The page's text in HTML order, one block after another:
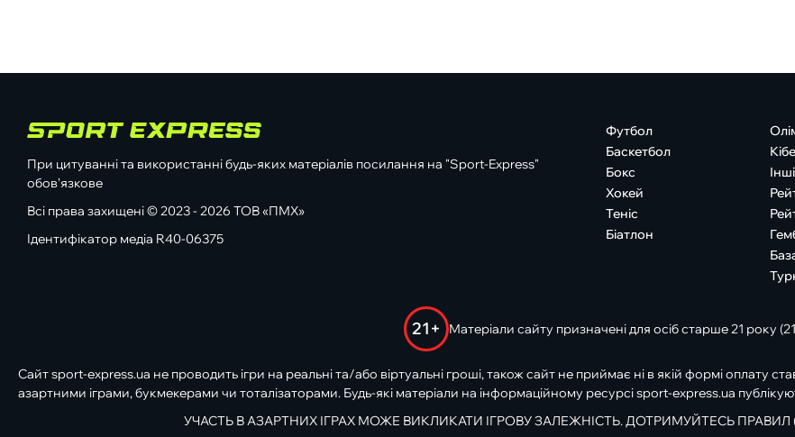
При цитуванні та використанні будь-яких матеріалів посилання на "Sport-Express"
обов'язкове
Всі права захищені © 2023 - 2026 ТОВ «ПМХ»
Ідентифікатор медіа R40-06375
Футбол
Баскетбол
Бокс
Хокей
Теніс
Біатлон
Інші
21+ Матеріали сайту призначені для осіб старше 21 року
Сайт sport-express.ua не проводить ігри на реальні та/або віртуальні гроші, також сайт не приймає ні в якій формі оплату
азартними іграми, букмекерами чи тоталізаторами. Будь-які матеріали на інформаційному ресурсі sport-express.ua
УЧАСТЬ В АЗАРТНИХ ІГРАХ МОЖЕ ВИКЛИКАТИ ІГРОВУ ЗАЛЕЖНІСТЬ. ДОТРИМУЙТЕСЬ ПРАВИЛ